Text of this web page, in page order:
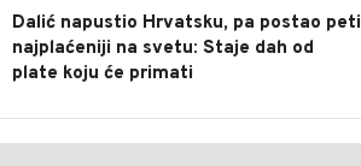
Dalić napustio Hrvatsku, pa postao peti
najplaćeniji na svetu: Staje dah od
plate koju će primati